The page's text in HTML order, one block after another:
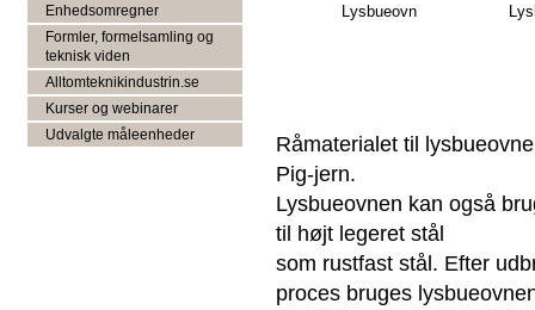
Enhedsomregner
Formler, formelsamling og
teknisk viden
Alltomteknikindustrin.se
Kurser og webinarer
Udvalgte måleenheder
Lysbueovn
Råmaterialet til
Pig-jern.
Lysbueovnen kan også
til højt legeret stål
som rustfast stål. Efter
proces bruges